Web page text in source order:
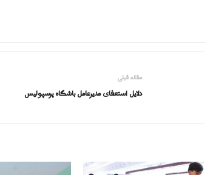
مقاله قبلی
دلایل استعفای مدیرعامل باشگاه پرسپولیس